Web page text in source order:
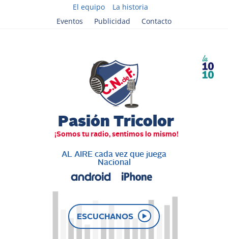
El equipo
La historia
Eventos
Publicidad Contacto
AL AIRE cada vez que juega
Nacional
ESCUCHANOS